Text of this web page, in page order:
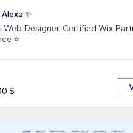
✨
Web Designer, Certified Wix
Years Experience ⭐
$